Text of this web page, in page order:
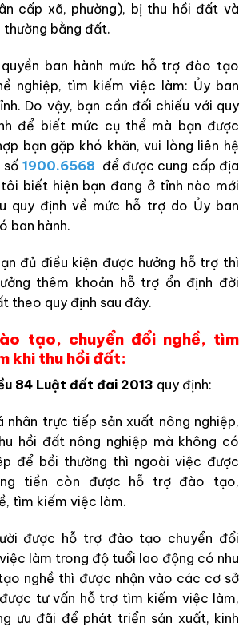
cấp xã, phường), bị thu hồi đất và
thường bằng đất.
ban hành mức hỗ trợ đào tạo
nghiệp, tìm kiếm việc làm: Ủy ban
Do vậy, bạn cần đối chiếu với quy
để biết mức cụ thể mà bạn được
bạn gặp khó khăn, vui lòng liên hệ
số 1900.6568 để được cung cấp địa
biết hiện bạn đang ở tỉnh nào mới
quy định về mức hỗ trợ do Ủy ban
ban hành.
đủ điều kiện được hưởng hỗ trợ thì
thêm khoản hỗ trợ ổn định đời
theo quy định sau đây.
tạo, chuyển đổi nghề, tìm
khi thu hồi đất:
84 Luật đất đai 2013 quy định:
nhân trực tiếp sản xuất nông nghiệp,
hồi đất nông nghiệp mà không có
để bồi thường thì ngoài việc được
tiền còn được hỗ trợ đào tạo,
tìm kiếm việc làm.
được hỗ trợ đào tạo chuyển đổi
làm trong độ tuổi lao động có nhu
nghề thì được nhận vào các cơ sở
tư vấn hỗ trợ tìm kiếm việc làm,
ưu đãi để phát triển sản xuất, kinh